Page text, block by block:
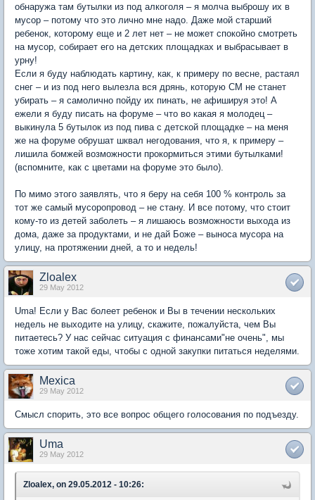
обнаружа там бутылки из под алкоголя – я молча выброшу их в
мусор – потому что это лично мне надо. Даже мой старший
ребенок, которому еще и 2 лет нет – не может спокойно смотреть
на мусор, собирает его на детских площадках и выбрасывает в
урну!
Если я буду наблюдать картину, как, к примеру по весне, растаял
снег – и из под него вылезла вся дрянь, которую СМ не станет
убирать – я самолично пойду их пинать, не афишируя это! А
ежели я буду писать на форуме – что во какая я молодец –
выкинула 5 бутылок из под пива с детской площадке – на меня
же на форуме обрушат шквал негодования, что я, к примеру –
лишила бомжей возможности прокормиться этими бутылками!
(вспомните, как с цветами на форуме это было).
По мимо этого заявлять, что я беру на себя 100 % контроль за
тот же самый мусоропровод – не стану. И все потому, что стоит
кому-то из детей заболеть – я лишаюсь возможности выхода из
дома, даже за продуктами, и не дай Боже – выноса мусора на
улицу, на протяжении дней, а то и недель!
Zloalex
29 May 2012
Uma! Если у Вас болеет ребенок и Вы в течении нескольких
недель не выходите на улицу, скажите, пожалуйста, чем Вы
питаетесь? У нас сейчас ситуация с финансами"не очень", мы
тоже хотим такой еды, чтобы с одной закупки питаться неделями.
Mexica
29 May 2012
Смысл спорить, это все вопрос общего голосования по подъезду.
Uma
29 May 2012
Zloalex, on 29.05.2012 - 10:26: